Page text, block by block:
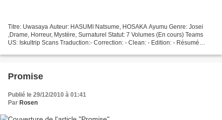
Titre: Uwasaya Auteur: HASUMI Natsume, HOSAKA Ayumu Genre: Josei
,Drame, Horreur, Mystère, Surnaturel Statut: 7 Volumes (En cours) Teams
US: Iskultrip Scans Traduction:- Correction: - Clean: - Edition: - Résumé
Promise
Publié le 29/12/2010 à 01:41
Par Rosen